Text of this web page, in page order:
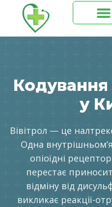
Кодування
у
Вівітрол — це
Одна
опіоїдні
перестає
відміну від
викликає реакції-